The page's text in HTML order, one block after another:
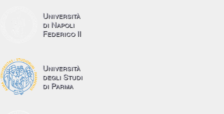
Università
di Napoli
Federico II
Università
degli Studi
di Parma